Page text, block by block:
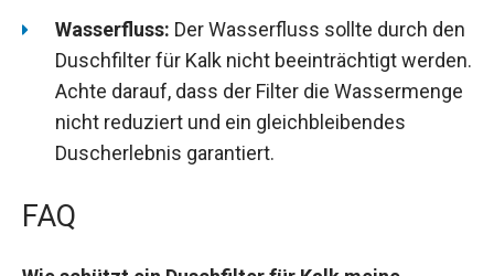
Wasserfluss: Der Wasserfluss sollte durch den
Duschfilter für Kalk nicht beeinträchtigt werden.
Achte darauf, dass der Filter die Wassermenge
nicht reduziert und ein gleichbleibendes
Duscherlebnis garantiert.
FAQ